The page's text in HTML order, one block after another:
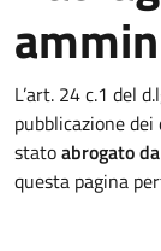
L’art. 24 c.1 del
pubblicazione
statoabrogato
questa pagina